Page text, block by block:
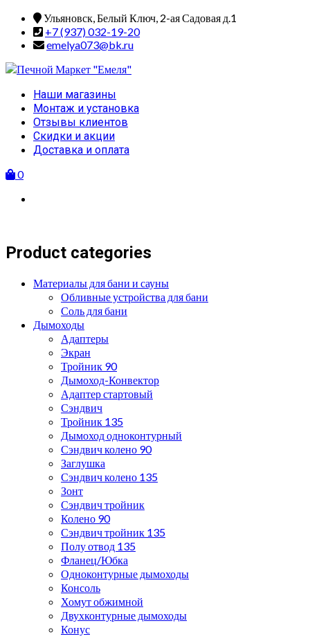
Skip
content
Ульяновск, Белый Ключ, 2-ая Садовая д.1
+7 (937) 032-19-20
emelya073@bk.ru
Primary
Menu
Наши магазины
Монтаж и установка
Отзывы клиентов
Скидки и акции
Доставка и оплата
0
Product categories
Материалы для бани и сауны
Обливные устройства для бани
Соль для бани
Дымоходы
Адаптеры
Экран
Тройник 90
Дымоход-Конвектор
Адаптер стартовый
Сэндвич
Тройник 135
Дымоход одноконтурный
Сэндвич колено 90
Заглушка
Сэндвич колено 135
Зонт
Сэндвич тройник
Колено 90
Сэндвич тройник 135
Полу отвод 135
Фланец/Юбка
Одноконтурные дымоходы
Консоль
Хомут обжимной
Двухконтурные дымоходы
Конус